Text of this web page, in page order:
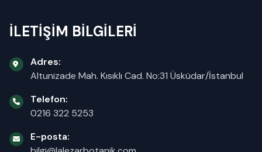
İLETİŞİM BİLGİLERİ
Adres:
Altunizade Mah. Kısıklı Cad. No:31 Üsküdar/İstanbul
Telefon:
0216 322 5253
E-posta: